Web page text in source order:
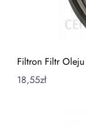
Filtron Filtr
18,55zł